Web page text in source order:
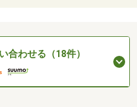
合わせる（18件）